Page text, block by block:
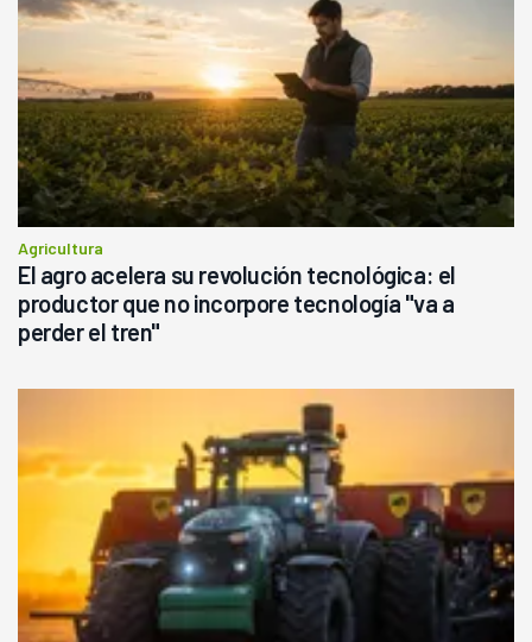
Agricultura
El agro acelera su revolución tecnológica: el
productor que no incorpore tecnología "va a
perder el tren"